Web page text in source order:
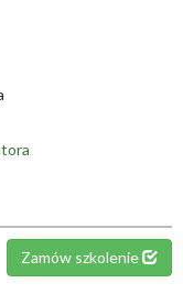
Zamów szkolenie